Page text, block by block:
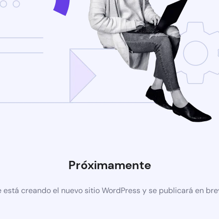
Próximamente
está creando el nuevo sitio WordPress y se publicará en